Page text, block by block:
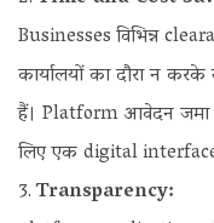
Businesses विभिन्न
कार्यालयों का दौरा न
हैं। Platform आवेदन
लिए एक digital interface
Transparency: